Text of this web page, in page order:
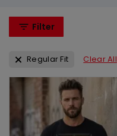
Filter
Regular Fit Clear All